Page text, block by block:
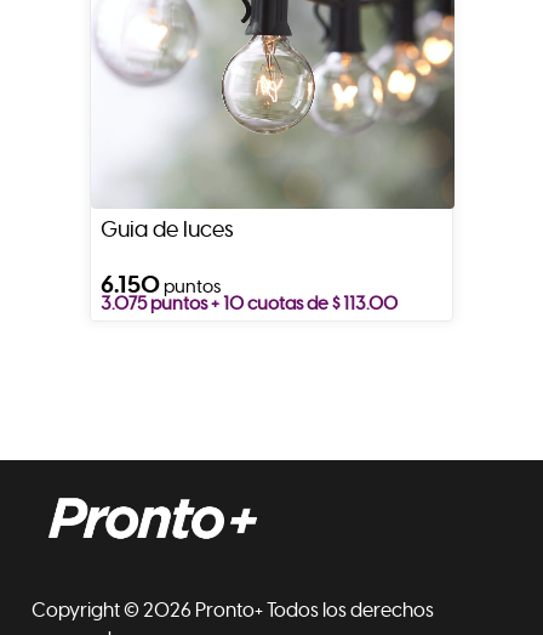
Guia de luces
6.150puntos
3.075 puntos + 10 cuotas de $ 113.00
Copyright © 2026 Pronto+ Todos los derechos